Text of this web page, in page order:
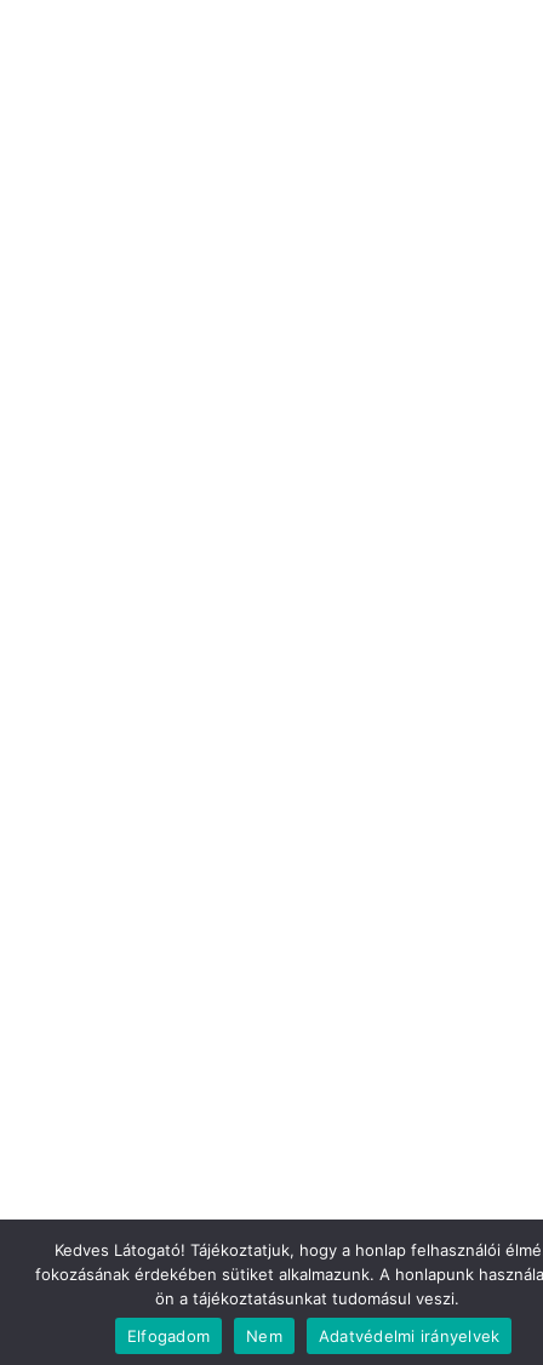
Kedves Látogató! Tájékoztatjuk, hogy a honlap felhasználói
fokozásának érdekében sütiket alkalmazunk. A honlapunk
ön a tájékoztatásunkat tudomásul veszi.
Elfogadom
Nem Adatvédelmi irányelvek